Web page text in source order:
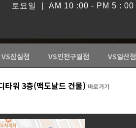
토요일 | AM 10 :00 - PM 5 : 00
VS잠실점 VS인천구월점 VS일산점
타워 3층(맥도날드 건물) 바로가기